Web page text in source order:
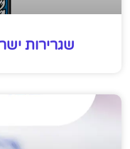
שגרירות